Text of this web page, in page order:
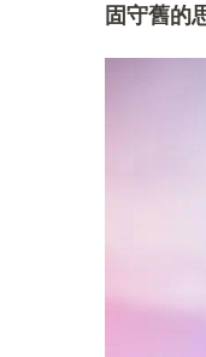
固守舊的